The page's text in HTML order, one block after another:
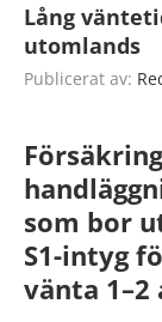
Lång
utomlands
Publicerat av:
som bor
S1-intyg
vänta 1–2